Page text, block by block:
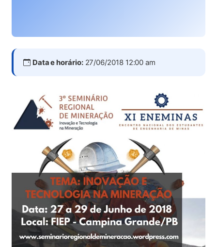
Data e horário:27/06/2018 12:00 am